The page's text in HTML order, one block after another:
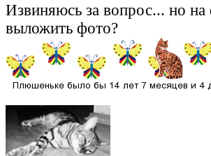
Извиняюсь за вопрос... но
выложить фото?